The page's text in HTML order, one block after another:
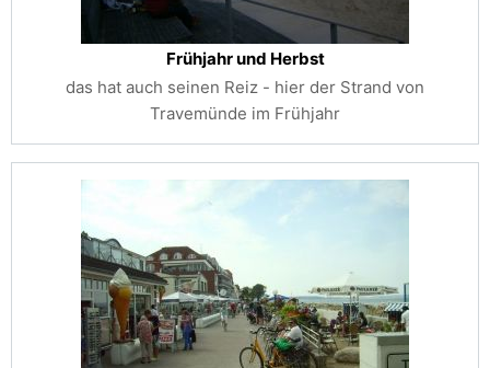
Frühjahr und Herbst
das hat auch seinen Reiz - hier der Strand von
Travemünde im Frühjahr